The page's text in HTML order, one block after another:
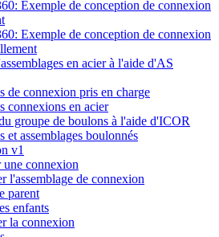
Exemple de conception de connexion
Exemple de conception de connexion
en acier à l'aide d'AS
de connexion pris en charge
connexions en acier
groupe de boulons à l'aide d'ICOR
et assemblages boulonnés
v1
connexion
l'assemblage de connexion
parent
enfants
la connexion